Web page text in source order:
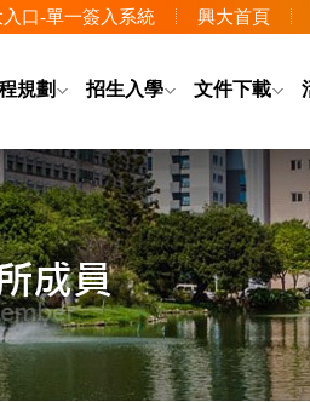
入口-單一簽入系統 興大首頁
規劃 招生入學 文件下載